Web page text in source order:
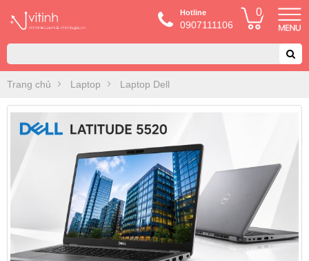
Hotline
0907111106
0
Trang chủ Laptop Laptop Dell